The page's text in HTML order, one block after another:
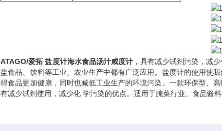
ATAGO/爱拓 盐度计海水食品汤汁咸度计，具有减少试剂污染，减
盐食品、饮料等工业、农业生产中都有广泛应用。盐度计的使用使
得食品更加健康，同时也减低工业生产的环境污染。一款环保型、
有减少试剂使用，减少化 学污染的优点。适用于腌菜行业、食品酱